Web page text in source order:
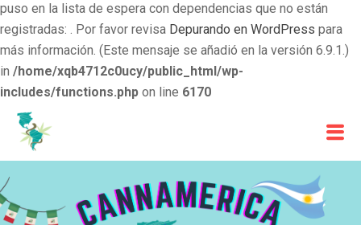
puso en la lista de espera con dependencias que no están
registradas: . Por favor revisa Depurando en WordPress para
más información. (Este mensaje se añadió en la versión 6.9.1.)
in /home/xqb4712c0ucy/public_html/wp-
includes/functions.php on line 6170